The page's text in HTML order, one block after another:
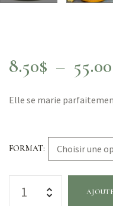
8.50$ – 55.00
Elle se marie
FORMAT